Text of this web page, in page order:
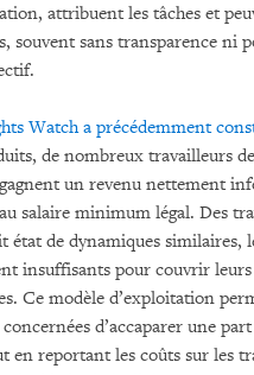
attribuent les tâches et
souvent sans transparence ni
Watch a précédemment
de nombreux travailleurs
un revenu nettement
salaire minimum légal. Des
état de dynamiques similaires,
insuffisants pour couvrir leurs
Ce modèle d’exploitation
d’accaparer une
en reportant les coûts sur les